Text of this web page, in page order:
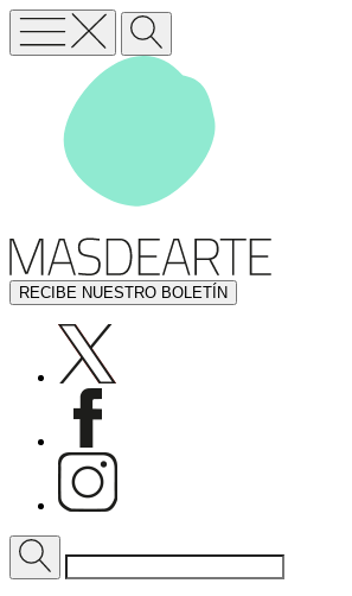
RECIBE NUESTRO BOLETÍN